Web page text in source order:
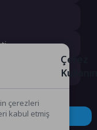
kavuştu
Twitter
Çerez
çerezleri
kabul etmiş